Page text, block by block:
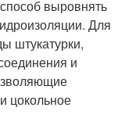
выровнять
Для
штукатурки,
и
цокольное